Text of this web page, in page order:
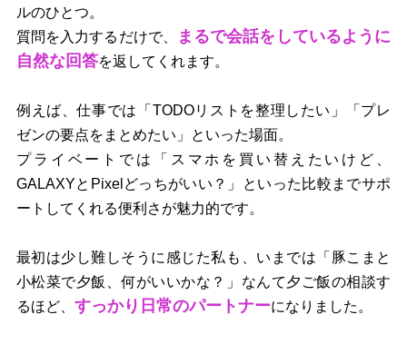
ルのひとつ。
質問を入力するだけで、
まるで会話をしているように
自然な回答を返してくれます。
例えば、仕事では「TODOリストを整理したい」「プレ
ゼンの要点をまとめたい」といった場面。
プライベートでは「スマホを買い替えたいけど、
GALAXYとPixelどっちがいい？」といった比較までサポ
ートしてくれる便利さが魅力的です。
最初は少し難しそうに感じた私も、いまでは「豚こまと
小松菜で夕飯、何がいいかな？」なんて夕ご飯の相談す
るほど、 すっかり日常のパートナーになりました。